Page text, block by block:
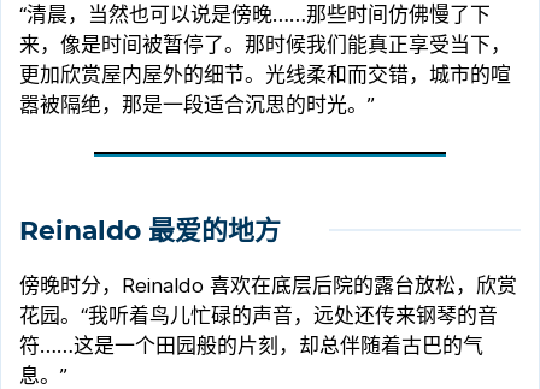
“清晨，当然也可以说是傍晚……那些时间仿佛慢了下
来，像是时间被暂停了。那时候我们能真正享受当下，
更加欣赏屋内屋外的细节。光线柔和而交错，城市的喧
嚣被隔绝，那是一段适合沉思的时光。”
Reinaldo 最爱的地方
傍晚时分，Reinaldo 喜欢在底层后院的露台放松，欣赏
花园。“我听着鸟儿忙碌的声音，远处还传来钢琴的音
符……这是一个田园般的片刻，却总伴随着古巴的气
息。”